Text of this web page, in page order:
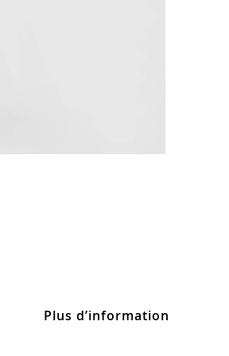
Plus d’information